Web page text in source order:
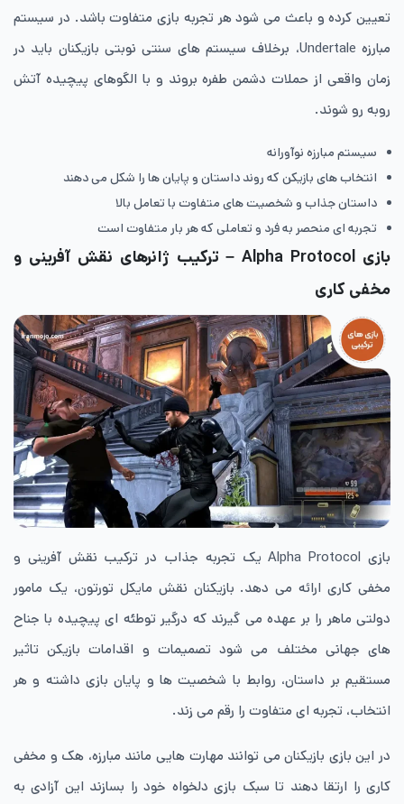
تعیین کرده و باعث می شود هر تجربه بازی متفاوت باشد. در سیستم
مبارزه Undertale، برخلاف سیستم های سنتی نوبتی بازیکنان باید در
زمان واقعی از حملات دشمن طفره بروند و با الگوهای پیچیده آتش
روبه رو شوند.
سیستم مبارزه نوآورانه
انتخاب های بازیکن که روند داستان و پایان ها را شکل می دهند
داستان جذاب و شخصیت های متفاوت با تعامل بالا
تجربه ای منحصر به فرد و تعاملی که هر بار متفاوت است
بازی Alpha Protocol
– ترکیب ژانرهای نقش آفرینی و
مخفی کاری
بازی Alpha Protocol یک تجربه جذاب در ترکیب نقش آفرینی و
مخفی کاری ارائه می دهد. بازیکنان نقش مایکل تورتون، یک مامور
دولتی ماهر را بر عهده می گیرند که درگیر توطئه ای پیچیده با جناح
های جهانی مختلف می شود تصمیمات و اقدامات بازیکن تاثیر
مستقیم بر داستان، روابط با شخصیت ها و پایان بازی داشته و هر
انتخاب، تجربه ای متفاوت را رقم می زند.
در این بازی بازیکنان می توانند مهارت هایی مانند مبارزه، هک و مخفی
کاری را ارتقا دهند تا سبک بازی دلخواه خود را بسازند این آزادی به